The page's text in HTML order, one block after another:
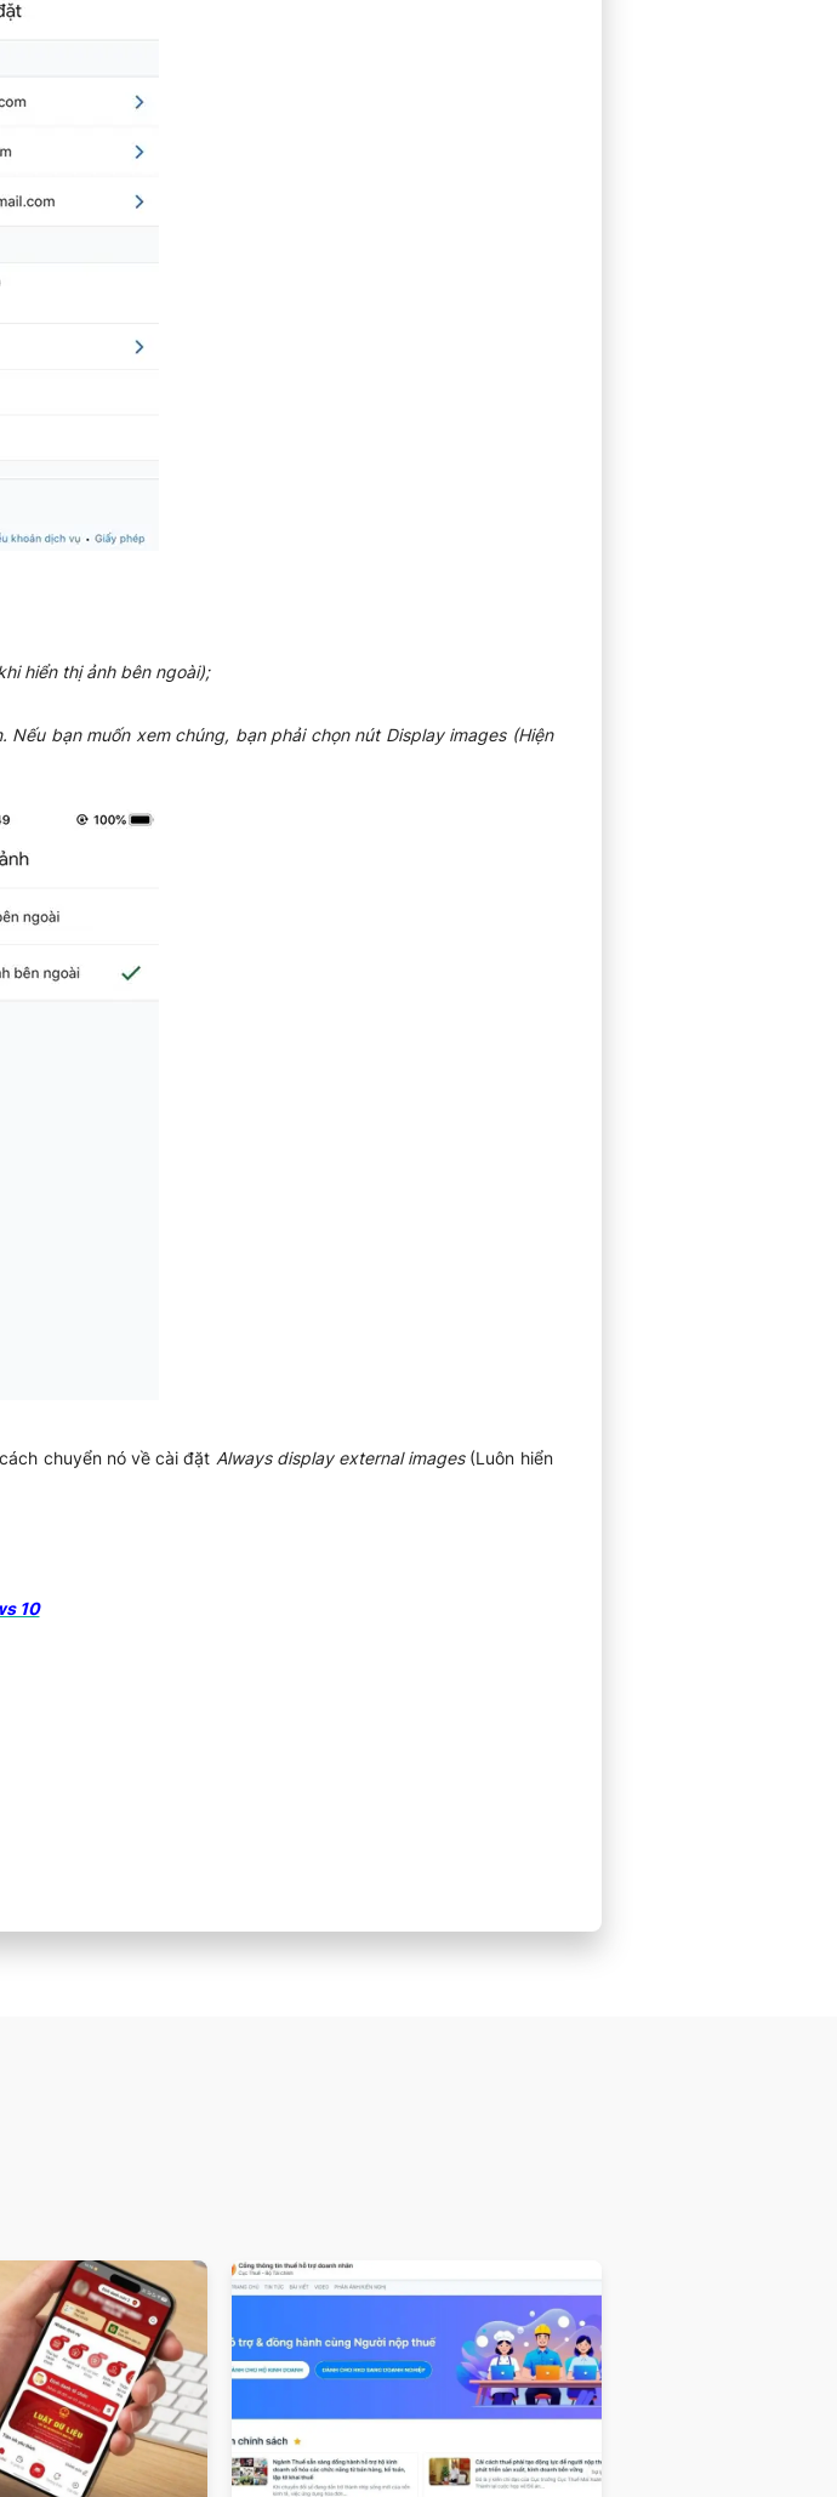
hiển thị ảnh bên ngoài);
bạn muốn xem chúng, bạn phải chọn nút Display images (Hiện
chuyển nó về cài đặt Always display external images(Luôn hiển
10